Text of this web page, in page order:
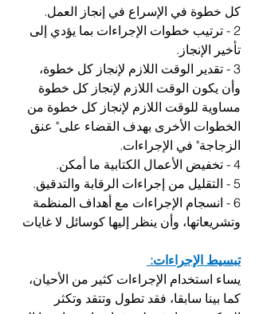
كل خطوة في الإسراع في إنجاز العمل.
2 - ترتیب خطوات الإجراءات بما يؤدي إلى
تأخير الإنجاز.
3 - تقدير الوقت اللازم لإنجاز كل خطوة،
وأن يكون الوقت اللازم لإنجاز كل خطوة
مساوية للوقت اللازم لإنجاز كل خطوة من
الخطوات الأخرى بهدف القضاء على" عنق
الزجاجة" في الإجراءات.
4 - تخفيض الأعمال الكتابية ما أمكن.
5 - التقليل من إجراءات الرقابة والتدقيق.
6 - انسجام الإجراءات مع أهداف المنظمة
وتشريعاتها، وأن ينظر إليها كوسائل لا غايات
تبسيط الإجراءات:
يساء استخدام الإجراءات كثير من الأحيان،
كما بينا سابقا، فقد تطول وتتقد وتكثر